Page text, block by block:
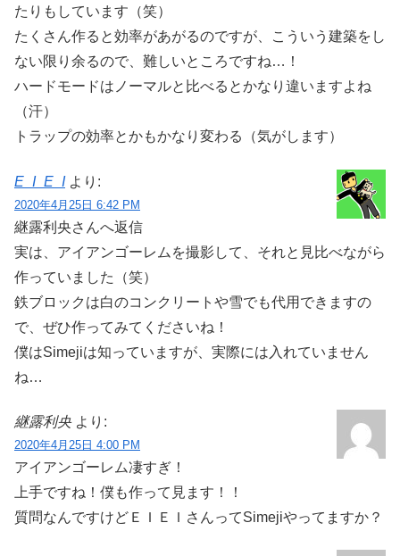
たりもしています（笑）
たくさん作ると効率があがるのですが、こういう建築をし
ない限り余るので、難しいところですね…！
ハードモードはノーマルと比べるとかなり違いますよね
（汗）
トラップの効率とかもかなり変わる（気がします）
E_I_E_I より:
2020年4月25日 6:42 PM
継露利央さんへ返信
実は、アイアンゴーレムを撮影して、それと見比べながら
作っていました（笑）
鉄ブロックは白のコンクリートや雪でも代用できますの
で、ぜひ作ってみてくださいね！
僕はSimejiは知っていますが、実際には入れていません
ね…
継露利央 より:
2020年4月25日 4:00 PM
アイアンゴーレム凄すぎ！
上手ですね！僕も作って見ます！！
質問なんですけどＥＩＥＩさんってSimejiやってますか？